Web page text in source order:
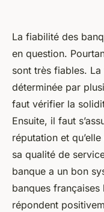
La fiabilité des
en question.
sont très fiables. La
déterminée par
faut vérifier la
Ensuite, il faut
réputation et
sa qualité de
banque a un bon
banques
répondent